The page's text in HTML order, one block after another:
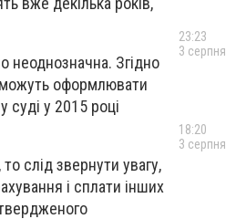
неоднозначна. Згідно
оформлювати
у 2015 році
слід звернути увагу,
і сплати інших
23:23
3 серпня
18:20
3 серпня